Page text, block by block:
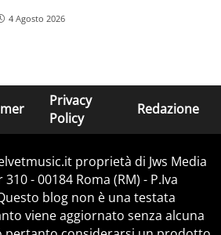
4 Agosto 2026
Privacy
Policy
Redazione
proprietà di Jws Media
- 00184 Roma (RM) - P.Iva
blog non è una testata
viene aggiornato senza alcuna